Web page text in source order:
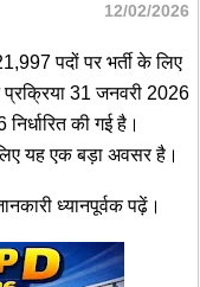
12/02/2026
पदों पर भर्ती के लिए
31 जनवरी 2026
की गई है।
यह एक बड़ा अवसर है।
ध्यानपूर्वक पढ़ें।